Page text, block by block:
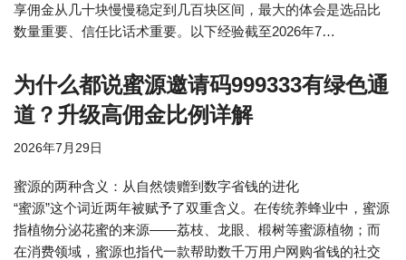
享佣金从几十块慢慢稳定到几百块区间，最大的体会是选品比
数量重要、信任比话术重要。以下经验截至2026年7…
为什么都说蜜源邀请码999333有绿色通
道？升级高佣金比例详解
2026年7月29日
蜜源的两种含义：从自然馈赠到数字省钱的进化
“蜜源”这个词近两年被赋予了双重含义。在传统养蜂业中，蜜源
指植物分泌花蜜的来源——荔枝、龙眼、椴树等蜜源植物；而
在消费领域，蜜源也指代一款帮助数千万用户网购省钱的社交